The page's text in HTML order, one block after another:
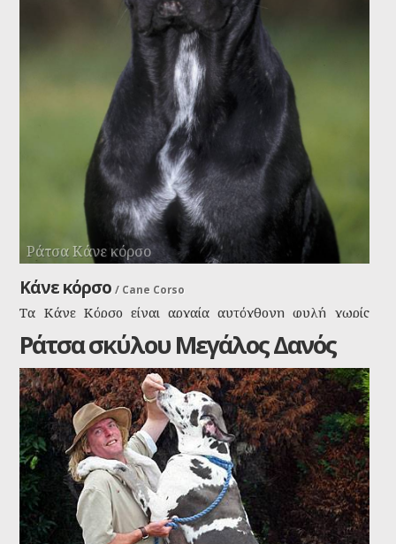
Ράτσα Κάνε κόρσο
Κάνε κόρσο / Cane Corso
Τα Κάνε Κόρσο είναι αρχαία αυτόχθονη φυλή χωρίς
προσμίξεις. Είναι άμεσος απόγονος του Ρωμαϊκού
πολεμικού σκύλου Canis Pugnax, του οποίου αποτελεί
τον ελαφρύτερο τύπο. Ως προς την προέλευση του
ονόματός του είναι ότι αυτό προέρχεται από τη λατινική
λέξη “cohors” που σημαίνει φύλακας-προστάτης.
Ράτσα σκύλου Μεγάλος Δανός